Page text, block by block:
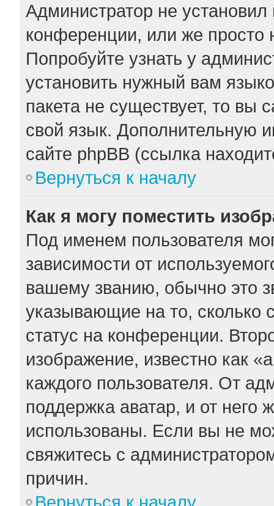
Администратор не
конференции, или же просто
Попробуйте узнать у
установить нужный вам
пакета не существует, то вы
свой язык. Дополнительную
сайте phpBB (ссылка
Вернуться к началу
Как я могу поместить
Под именем пользователя
зависимости от
вашему званию, обычно это
указывающие на то,
статус на конференции.
изображение, известно как
каждого пользователя. От
поддержка аватар, и от него
использованы. Если вы не
свяжитесь с
причин.